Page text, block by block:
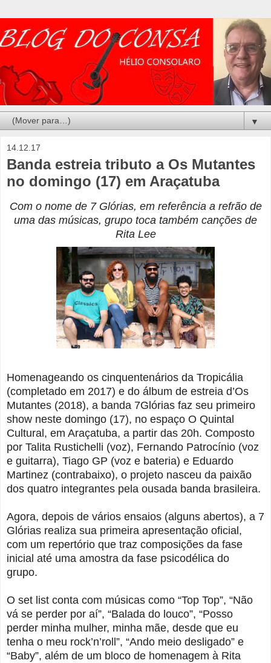
▼
14.12.17
Banda estreia tributo a Os Mutantes
no domingo (17) em Araçatuba
Com o nome de 7 Glórias, em referência a refrão de
uma das músicas, grupo toca também canções de
Rita Lee
Homenageando os cinquentenários da Tropicália
(completado em 2017) e do álbum de estreia d’Os
Mutantes (2018), a banda 7Glórias faz seu primeiro
show neste domingo (17), no espaço O Quintal
Cultural, em Araçatuba, a partir das 20h. Composto
por Talita Rustichelli (voz), Fernando Patrocínio (voz
e guitarra), Tiago GP (voz e bateria) e Eduardo
Martinez (contrabaixo), o projeto nasceu da paixão
dos quatro integrantes pela ousada banda brasileira.
Agora, depois de vários ensaios (alguns abertos), a 7
Glórias realiza sua primeira apresentação oficial,
com um repertório que traz composições da fase
inicial até uma amostra da fase psicodélica do
grupo.
O set list conta com músicas como “Top Top”, “Não
vá se perder por aí”, “Balada do louco”, “Posso
perder minha mulher, minha mãe, desde que eu
tenha o meu rock’n’roll”, “Ando meio desligado” e
“Baby”, além de um bloco de homenagem à Rita